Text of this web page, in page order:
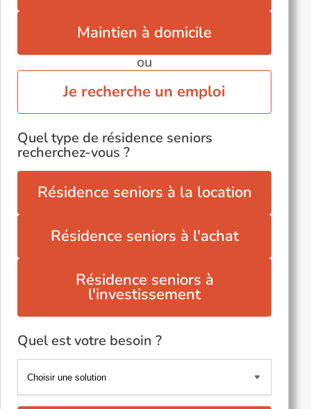
Maintien à domicile
ou
Je recherche un emploi
Quel type de résidence seniors
recherchez-vous ?
Résidence seniors à la location
Résidence seniors à l'achat
Résidence seniors à
l'investissement
Quel est votre besoin ?